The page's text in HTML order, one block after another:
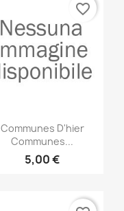
Anteprima
Communes D'hier
Communes...
5,00 €
favorite_border